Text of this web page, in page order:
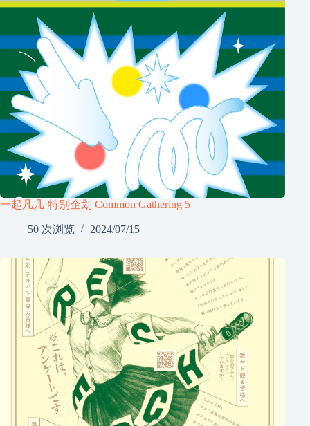
一起凡几·特别企划 Common Gathering 5
50 次浏览 2024/07/15